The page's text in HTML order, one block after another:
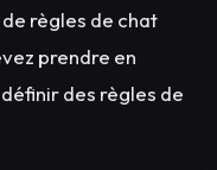
règles de chat
prendre en
des règles de